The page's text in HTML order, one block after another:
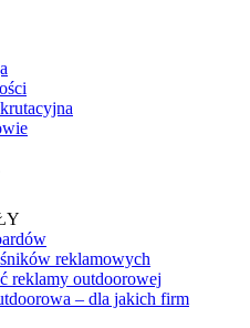
reklamowych
reklamy outdoorowej
– dla jakich firm